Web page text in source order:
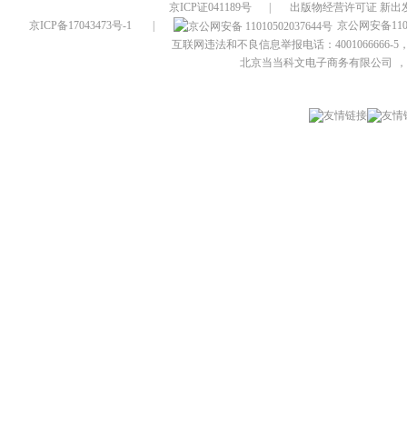
京ICP证041189号
出版物经营许可证 新出
京ICP备17043473号-1
京公网安备
互联网违法和不良信息举报电话：4001066666-5
北京当当科文电子商务有限公司